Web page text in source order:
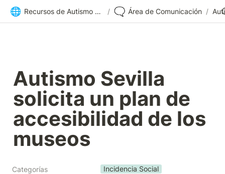
🌐 Recursos de Autismo Sevilla | Inicio / 🗨️ Área de Comunicación /
Autismo Sevilla
solicita un plan de
accesibilidad de los
museos
Categorías Incidencia Social